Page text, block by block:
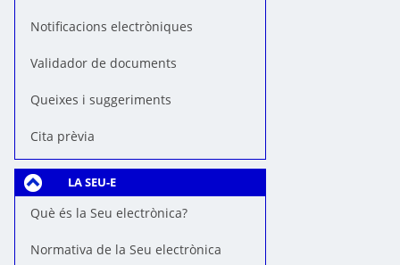
Notificacions electròniques
Validador de documents
Queixes i suggeriments
Cita prèvia
LA SEU-E
Què és la Seu electrònica?
Normativa de la Seu electrònica